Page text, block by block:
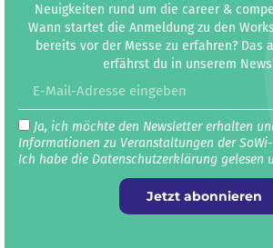
Neuigkeiten rund um die career &
Wann startet die Anmeldung zu den
bereits vor der Messe zu erfahren? Das
erfährst du in unserem
Ja, ich möchte den Newsletter erhalten
Informationen zu Veranstaltungen der
Ich habe die Datenschutz­erklärung gelesen
Jetzt abonnieren